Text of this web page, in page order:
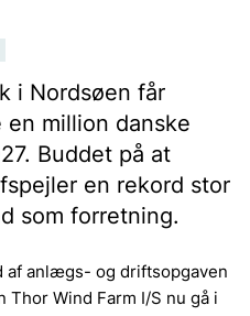
i Nordsøen får
million danske
Buddet på at
en rekord stor
som forretning.
af anlægs- og driftsopgaven
Thor Wind Farm I/S nu gå i